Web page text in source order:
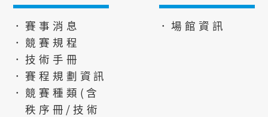
．賽事消息
．競賽規程
．技術手冊
．賽程規劃資訊
．競賽種類(含
秩序冊/技術
．場館資訊